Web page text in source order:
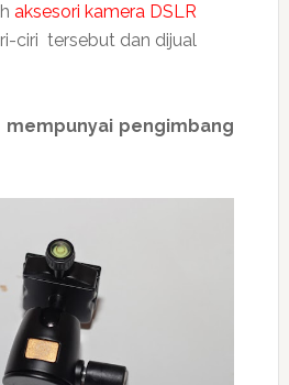
aksesori kamera DSLR
ciri tersebut dan dijual
pengimbang